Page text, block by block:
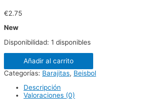
€2.75
New
Disponibilidad: 1 disponibles
Añadir al carrito
Categorías: Barajitas, Beisbol
Descripción
Valoraciones (0)